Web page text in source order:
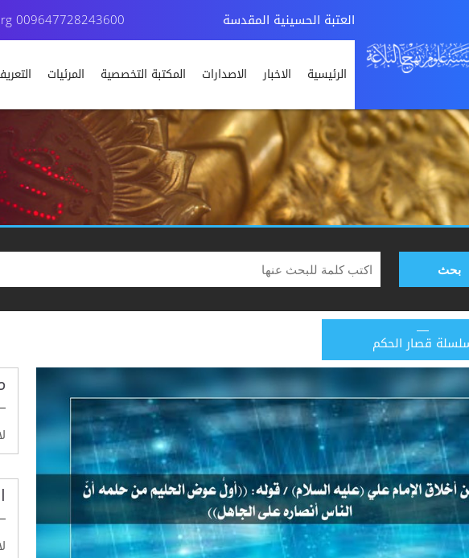
العتبة الحسينية المقدسة 009647728243600
الرئيسية الاخبار الاصدارات المكتبة التخصصية المرئيات
بحث
قصار الحكم